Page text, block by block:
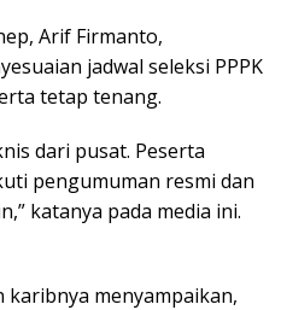
Arif Firmanto,
jadwal seleksi PPPK
tetap tenang.
dari pusat. Peserta
pengumuman resmi dan
katanya pada media ini.
menyampaikan,